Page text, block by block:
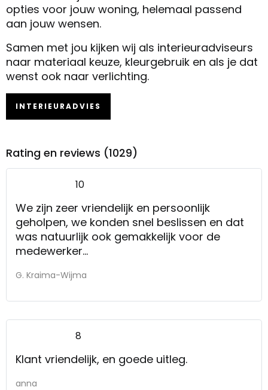
opties voor jouw woning, helemaal passend
aan jouw wensen.
Samen met jou kijken wij als interieuradviseurs
naar materiaal keuze, kleurgebruik en als je dat
wenst ook naar verlichting.
INTERIEURADVIES
Rating en reviews (1029)
10
We zijn zeer vriendelijk en persoonlijk
geholpen, we konden snel beslissen en dat
was natuurlijk ook gemakkelijk voor de
medewerker
viel ons meteen op.
G. Kraima-Wijma
8
Klant vriendelijk, en goede uitleg.
anna